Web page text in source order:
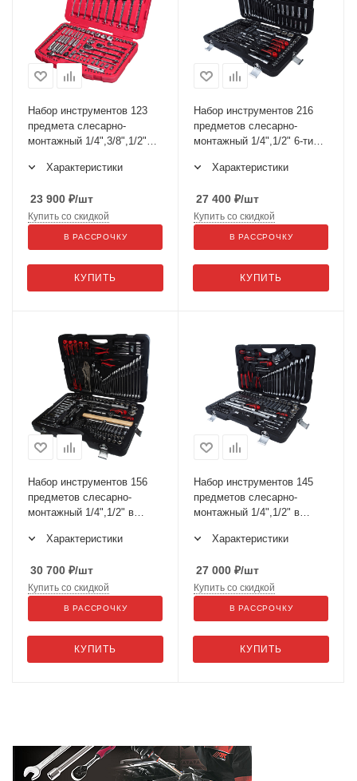
Набор инструментов 123
предмета слесарно-
монтажный 1/4",3/8",1/2"
H123CХарактеристики
23 900 ₽/шт
КУПИТЬ
Купить со скидкой
В РАССРОЧКУ
Набор инструментов 216
предметов слесарно-
монтажный 1/4",1/2" 6-ти
B72 Характеристики
27 400 ₽/шт
КУПИТЬ
Купить со скидкой
В РАССРОЧКУ
Набор инструментов 156
предметов слесарно-
монтажный 1/4",1/2" в
Характеристики
30 700 ₽/шт
КУПИТЬ
Купить со скидкой
В РАССРОЧКУ
Набор инструментов 145
предметов слесарно-
монтажный 1/4",1/2" в
Характеристики
27 000 ₽/шт
КУПИТЬ
Купить со скидкой
В РАССРОЧКУ